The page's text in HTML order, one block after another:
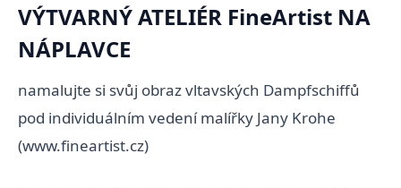
VÝTVARNÝ ATELIÉR FineArtist NA
NÁPLAVCE
namalujte si svůj obraz vltavských Dampfschiffů
pod individuálním vedení malířky Jany Krohe
(www.fineartist.cz)